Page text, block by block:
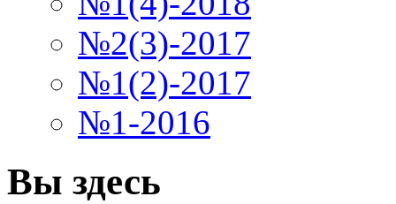
№2(3)-2017
№1(2)-2017
№1-2016
Вы здесь